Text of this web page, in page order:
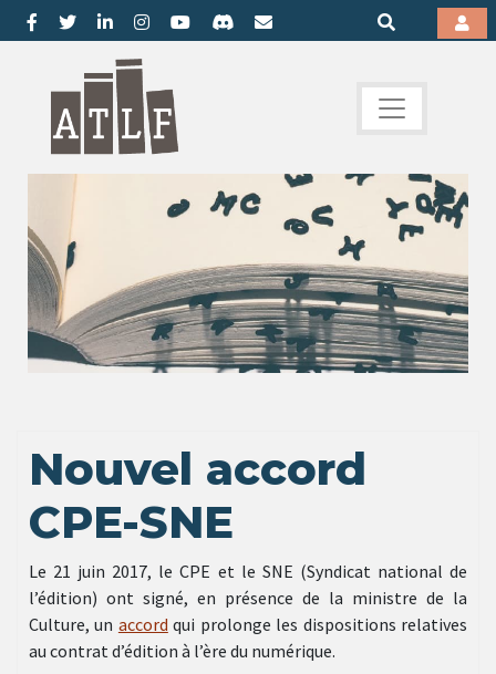
Nouvel accord
CPE-SNE
Le 21 juin 2017, le CPE et le SNE (Syndicat national de
l’édition) ont signé, en présence de la ministre de la
Culture, un accord qui prolonge les dispositions relatives
au contrat d’édition à l’ère du numérique.